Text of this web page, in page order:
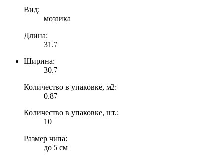
Вид:
мозаика
Длина:
31.7
Ширина:
30.7
Количество в упаковке, м2:
0.87
Количество в упаковке, шт.:
10
Размер чипа:
до 5 см